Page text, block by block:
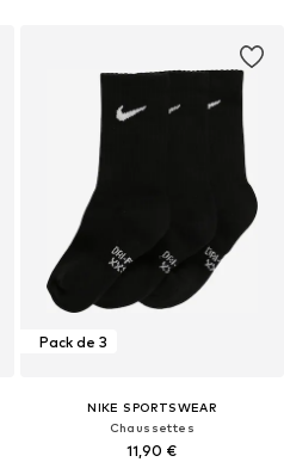
Pack de 3
NIKE SPORTSWEAR
Chaussettes
11,90 €